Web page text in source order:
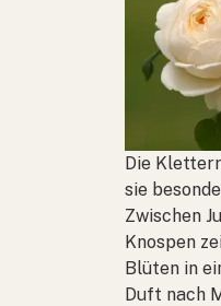
Die
sie
Zwischen
Knospen
Blüten in
Duft nach